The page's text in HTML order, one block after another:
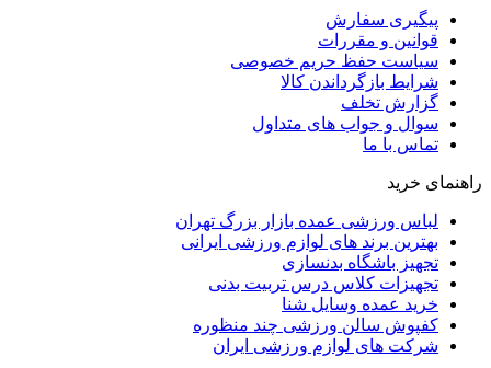
پیگیری سفارش
قوانین و مقررات
سیاست حفظ حریم خصوصی
شرایط بازگرداندن کالا
گزارش تخلف
سوال و جواب های متداول
تماس با ما
راهنمای خرید
لباس ورزشی عمده بازار بزرگ تهران
بهترین برند های لوازم ورزشی ایرانی
تجهیز باشگاه بدنسازی
تجهیزات کلاس درس تربیت بدنی
خرید عمده وسایل شنا
کفپوش سالن ورزشی چند منظوره
شرکت های لوازم ورزشی ایران